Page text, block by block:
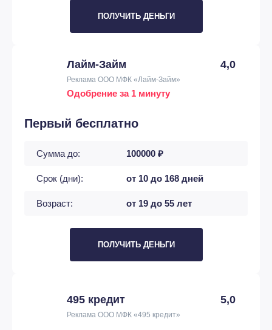
ПОЛУЧИТЬ ДЕНЬГИ
Лайм-Займ 4,0
Реклама ООО МФК «Лайм-Займ»
Одобрение за 1 минуту
Первый бесплатно
Сумма до: 100000 ₽
Срок (дни): от 10 до 168 дней
Возраст: от 19 до 55 лет
ПОЛУЧИТЬ ДЕНЬГИ
495 кредит 5,0
Реклама ООО МФК «495 кредит»